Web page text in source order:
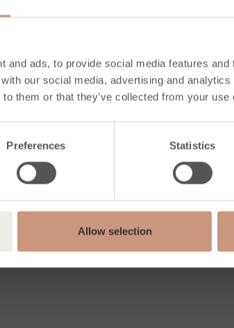
and ads, to provide social media features
our social media, advertising and
them or that they’ve collected from your
Preferences Statistics
Allow selection
Nobile Unica
Tulikivi
La chaleur
Groupe Tulikivi (Eng.)
Coordonnées du
Photos et vidéos